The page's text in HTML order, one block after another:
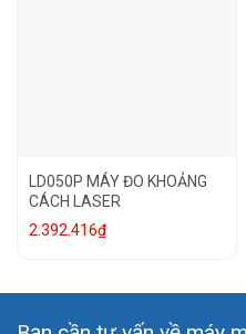
LD050P MÁY ĐO KHOẢNG
CÁCH LASER
2.392.416₫